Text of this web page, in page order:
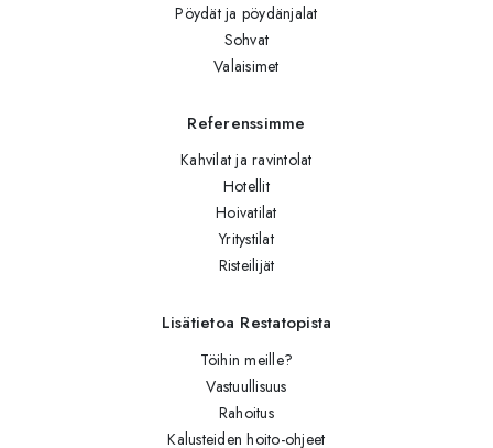
Pöydät ja pöydänjalat
Sohvat
Valaisimet
Referenssimme
Kahvilat ja ravintolat
Hotellit
Hoivatilat
Yritystilat
Risteilijät
Lisätietoa Restatopista
Töihin meille?
Vastuullisuus
Rahoitus
Kalusteiden hoito-ohjeet